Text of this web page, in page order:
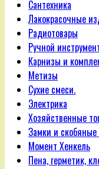
Сантехника
Лакокрасочные
Радиотовары
Ручной
Карнизы и
Метизы
Сухие смеси.
Электрика
Хозяйственные
Замки и
Момент Хенкель
Пена, герметик,